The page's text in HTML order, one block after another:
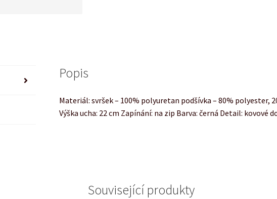
Popis
Materiál: svršek – 100% polyuretan podšívka – 80% polyester,
Výška ucha: 22 cm Zapínání: na zip Barva: černá Detail: kovové
Související produkty